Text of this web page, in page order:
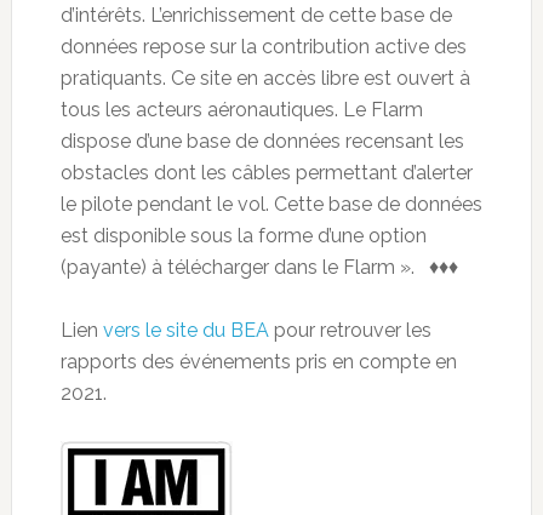
d’intérêts. L’enrichissement de cette base de
données repose sur la contribution active des
pratiquants. Ce site en accès libre est ouvert à
tous les acteurs aéronautiques. Le Flarm
dispose d’une base de données recensant les
obstacles dont les câbles permettant d’alerter
le pilote pendant le vol. Cette base de données
est disponible sous la forme d’une option
(payante) à télécharger dans le Flarm ». ♦♦♦
Lien vers le site du BEApour retrouver les
rapports des événements pris en compte en
2021.